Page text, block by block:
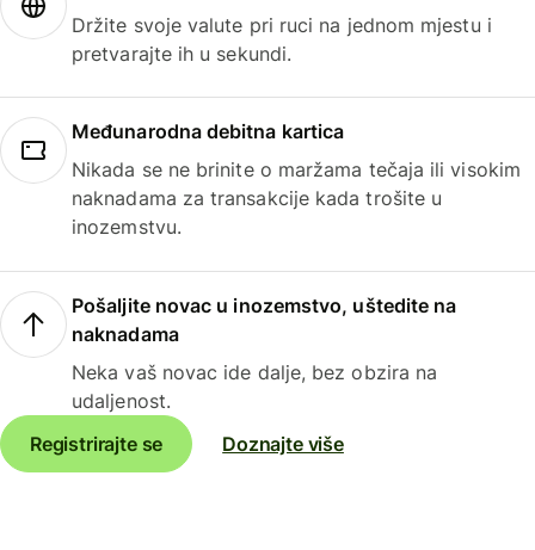
Držite svoje valute pri ruci na jednom mjestu i
pretvarajte ih u sekundi.
Međunarodna debitna kartica
Nikada se ne brinite o maržama tečaja ili visokim
naknadama za transakcije kada trošite u
inozemstvu.
Pošaljite novac u inozemstvo, uštedite na
naknadama
Neka vaš novac ide dalje, bez obzira na
udaljenost.
Registrirajte se
Doznajte više